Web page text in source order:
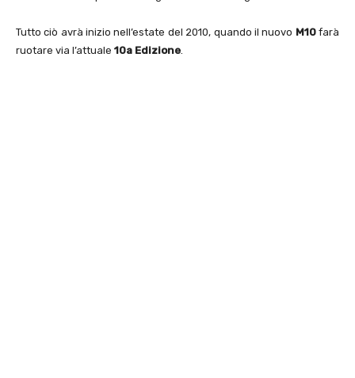
Tutto ciò avrà inizio nell’estate del 2010, quando il nuovo M10farà
ruotare via l’attuale 10a Edizione.